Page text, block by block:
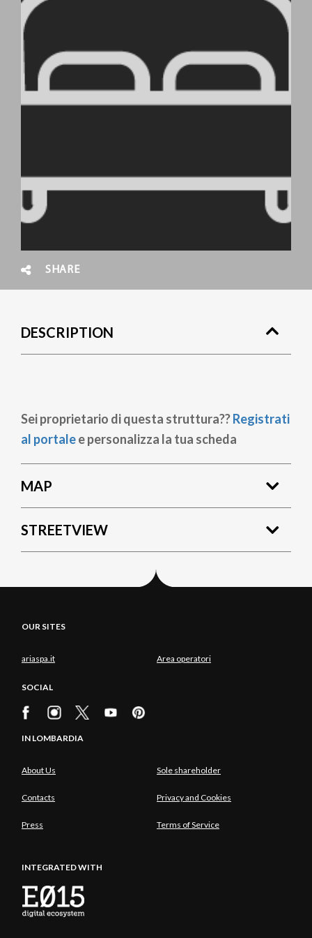
SHARE
DESCRIPTION
Sei proprietario di questa struttura??Registrati
al portalee personalizza la tua scheda
MAP
STREETVIEW
OUR SITES
ariaspa.it Area operatori
SOCIAL
IN LOMBARDIA
About Us Sole shareholder
Contacts Privacy and Cookies
Press Terms of Service
INTEGRATED WITH